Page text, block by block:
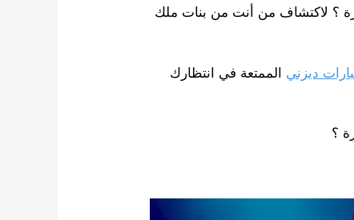
؟ لاكتشاف من أنت من بنات ملك
ديزني الممتعة في انتظارك
؟